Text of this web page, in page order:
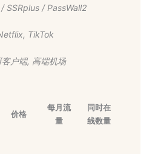
SSRplus/ PassWall2
, TikTok
客户端, 高端机场
价格
每月流
量
同时在
线数量